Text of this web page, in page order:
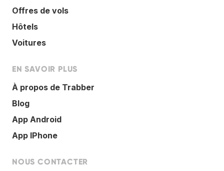
Offres de vols
Hôtels
Voitures
EN SAVOIR PLUS
À propos de Trabber
Blog
App Android
App IPhone
NOUS CONTACTER